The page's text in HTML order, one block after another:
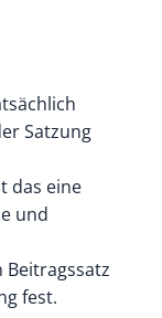
Satzung
das eine
und
Beitragssatz
fest.